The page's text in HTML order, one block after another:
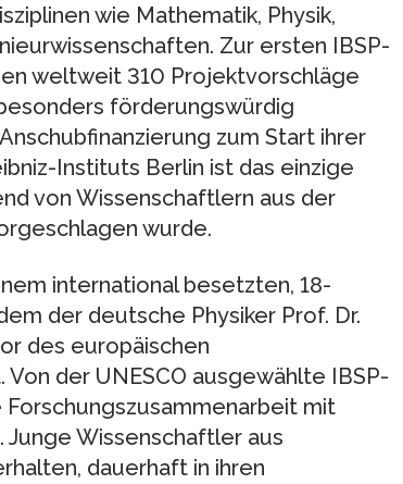
wie Mathematik, Physik,
Zur ersten IBSP-
weltweit 310 Projektvorschläge
förderungswürdig
zum Start ihrer
Instituts Berlin ist das einzige
von Wissenschaftlern aus der
wurde.
international besetzten, 18-
der deutsche Physiker Prof. Dr.
des europäischen
der UNESCO ausgewählte IBSP-
mit
Wissenschaftler aus
dauerhaft in ihren